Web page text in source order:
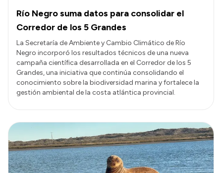
Consulta de pago a proveedores
Convocatorias
Intranet
Login
Río Negro suma datos para consolidar el
Corredor de los 5 Grandes
La Secretaría de Ambiente y Cambio Climático de Río
Negro incorporó los resultados técnicos de una nueva
campaña científica desarrollada en el Corredor de los 5
Grandes, una iniciativa que continúa consolidando el
conocimiento sobre la biodiversidad marina y fortalece la
gestión ambiental de la costa atlántica provincial.